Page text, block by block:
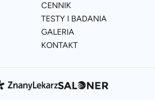
CENNIK
TESTY I BADANIA
GALERIA
KONTAKT